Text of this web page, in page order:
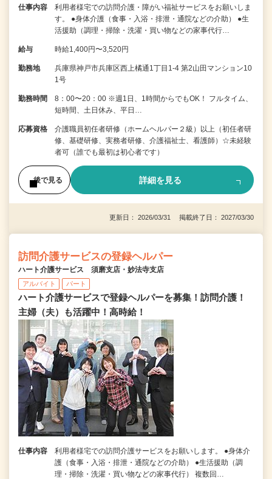
仕事内容
利用者様宅での訪問介護・障がい福祉サービスをお願いしま
す。 ●身体介護（食事・入浴・排泄・通院などの介助） ●生
活援助（調理・掃除・洗濯・買い物などの家事代行…
給与 時給1,400円〜3,520円
勤務地
兵庫県神戸市兵庫区西上橘通1丁目1-4 第2山田マンション10
1号
勤務時間
8：00〜20：00 ※週1日、1時間からでもOK！ フルタイム、
短時間、土日休み、平日…
応募資格
介護職員初任者研修（ホームヘルパー２級）以上（初任者研
修、基礎研修、実務者研修、介護福祉士、看護師）☆未経験
者可（誰でも最初は初心者です）
後で見る 詳細を見る
更新日： 2026/03/31 掲載終了日： 2027/03/30
訪問介護サービスの登録ヘルパー
ハート介護サービス 須磨支店・妙法寺支店
アルバイト パート
ハート介護サービスで登録ヘルパーを募集！訪問介護！
主婦（夫）も活躍中！高時給！
仕事内容
利用者様宅での訪問介護サービスをお願いします。 ●身体介
護（食事・入浴・排泄・通院などの介助） ●生活援助（調
理・掃除・洗濯・買い物などの家事代行） 複数回…